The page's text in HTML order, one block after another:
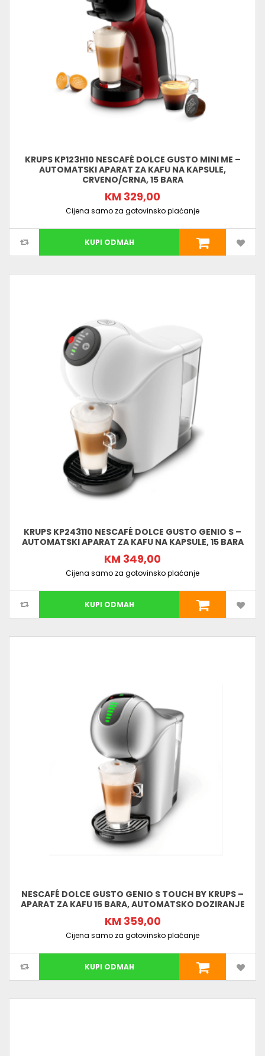
KRUPS KP123H10 NESCAFÉ DOLCE GUSTO MINI ME –
AUTOMATSKI APARAT ZA KAFU NA KAPSULE,
CRVENO/CRNA, 15 BARA
KM 329,00
Cijena samo za gotovinsko plaćanje
KUPI ODMAH
KRUPS KP243110 NESCAFÉ DOLCE GUSTO GENIO S –
AUTOMATSKI APARAT ZA KAFU NA KAPSULE, 15 BARA
KM 349,00
Cijena samo za gotovinsko plaćanje
KUPI ODMAH
NESCAFÉ DOLCE GUSTO GENIO S TOUCH BY KRUPS –
APARAT ZA KAFU 15 BARA, AUTOMATSKO DOZIRANJE
KM 359,00
Cijena samo za gotovinsko plaćanje
KUPI ODMAH